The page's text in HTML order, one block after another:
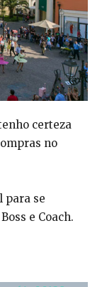
certeza
no
para se
e Coach.